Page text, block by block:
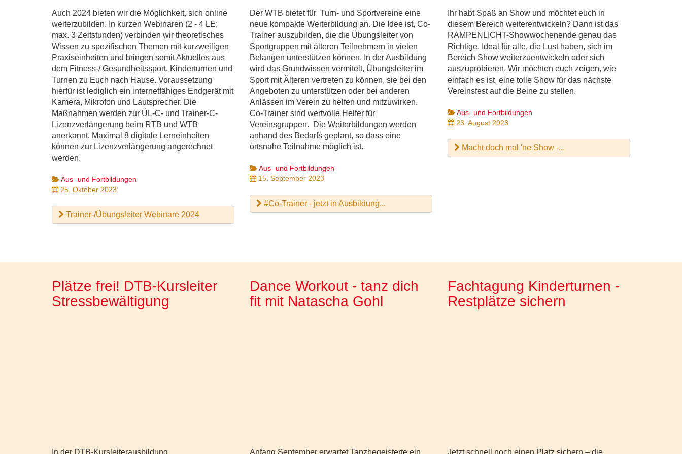
Auch 2024 bieten wir die Möglichkeit, sich online
weiterzubilden. In kurzen Webinaren (2 - 4 LE;
max. 3 Zeitstunden) verbinden wir theoretisches
Wissen zu spezifischen Themen mit kurzweiligen
Praxiseinheiten und bringen somit Aktuelles aus
dem Fitness-/ Gesundheitssport, Kinderturnen und
Turnen zu Euch nach Hause. Voraussetzung
hierfür ist lediglich ein internetfähiges Endgerät mit
Kamera, Mikrofon und Lautsprecher. Die
Maßnahmen werden zur ÜL-C- und Trainer-C-
Lizenzverlängerung beim RTB und WTB
anerkannt. Maximal 8 digitale Lerneinheiten
können zur Lizenzverlängerung angerechnet
werden.
Aus- und Fortbildungen
25. Oktober 2023
Trainer-/Übungsleiter Webinare 2024
Der WTB bietet für Turn- und Sportvereine eine
neue kompakte Weiterbildung an. Die Idee ist, Co-
Trainer auszubilden, die die Übungsleiter von
Sportgruppen mit älteren Teilnehmern in vielen
Belangen unterstützen können. In der Ausbildung
wird das Grundwissen vermitelt, Übungsleiter im
Sport mit Älteren vertreten zu können, sie bei den
Angeboten zu unterstützen oder bei anderen
Anlässen im Verein zu helfen und mitzuwirken.
Co-Trainer sind wertvolle Helfer für
Vereinsgruppen. Die Weiterbildungen werden
anhand des Bedarfs geplant, so dass eine
ortsnahe Teilnahme möglich ist.
Aus- und Fortbildungen
15. September 2023
#Co-Trainer - jetzt in Ausbildung...
Ihr habt Spaß an Show und möchtet euch in
diesem Bereich weiterentwickeln? Dann ist das
RAMPENLICHT-Showwochenende genau das
Richtige. Ideal für alle, die Lust haben, sich im
Bereich Show weiterzuentwickeln oder sich
auszuprobieren. Wir möchten euch zeigen, wie
einfach es ist, eine tolle Show für das nächste
Vereinsfest auf die Beine zu stellen.
Aus- und Fortbildungen
23. August 2023
Macht doch mal 'ne Show -...
Plätze frei! DTB-Kursleiter
Stressbewältigung
In der DTB-Kursleiterausbildung
Dance Workout - tanz dich
fit mit Natascha Gohl
Anfang September erwartet Tanzbegeisterte ein
Fachtagung Kinderturnen -
Restplätze sichern
Jetzt schnell noch einen Platz sichern – die